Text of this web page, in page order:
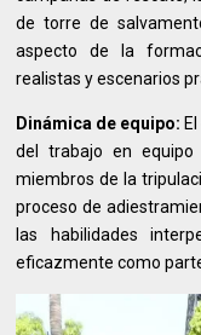
de torre de
aspecto de la
realistas y escenarios
Dinámica de equipo:
del trabajo en
miembros de la
proceso de
las habilidades
eficazmente como